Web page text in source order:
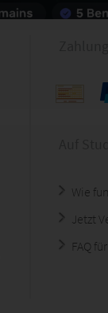
Wie
Jetzt
FAQ